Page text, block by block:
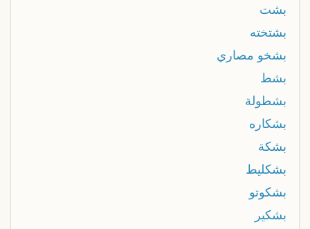
بشت
بشتخته
بشخو مصاري
بشط
بشطولة
بشكاره
بشكة
بشكليط
بشكوتو
بشكير